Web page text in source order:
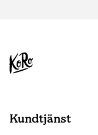
Kundtjänst